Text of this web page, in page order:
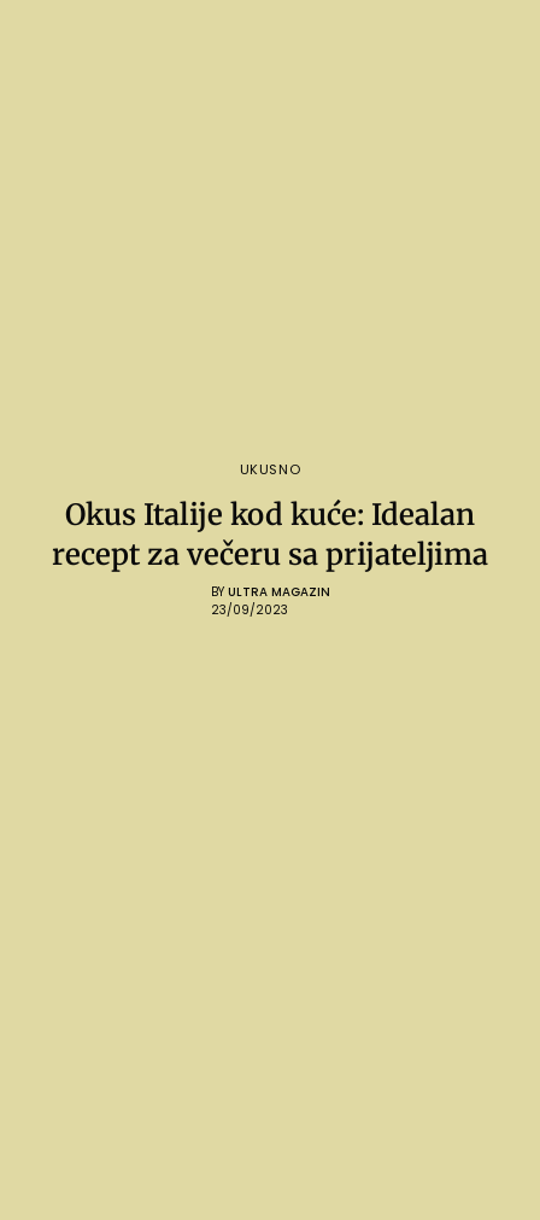
UKUSNO
Okus Italije kod kuće: Idealan
recept za večeru sa prijateljima
BY ULTRA MAGAZIN
23/09/2023